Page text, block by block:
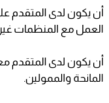
أن يكون لدى المتقدم
العمل مع المنظمات غير
أن يكون لدى المتقدم
المانحة والممولين.